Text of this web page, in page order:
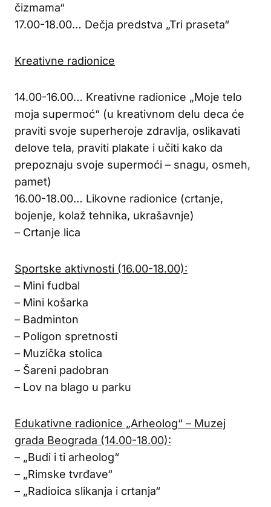
čizmama“
17.00-18.00… Dečja predstva „Tri praseta“
Kreativne radionice
14.00-16.00… Kreativne radionice „Moje telo
moja supermoć“ (u kreativnom delu deca će
praviti svoje superheroje zdravlja, oslikavati
delove tela, praviti plakate i učiti kako da
prepoznaju svoje supermoći – snagu, osmeh,
pamet)
16.00-18.00… Likovne radionice (crtanje,
bojenje, kolaž tehnika, ukrašavnje)
– Crtanje lica
Sportske aktivnosti (16.00-18.00):
– Mini fudbal
– Mini košarka
– Badminton
– Poligon spretnosti
– Muzička stolica
– Šareni padobran
– Lov na blago u parku
Edukativne radionice „Arheolog“ – Muzej
grada Beograda (14.00-18.00):
– „Budi i ti arheolog“
– „Rimske tvrđave“
– „Radioica slikanja i crtanja“